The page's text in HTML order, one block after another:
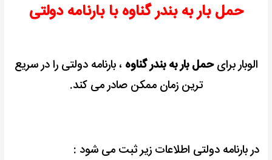
حمل بار به بندر گناوه با بارنامه دولتی
الوبار برایحمل بار به بندر گناوه ، بارنامه دولتی را در سریع
ترین زمان ممکن صادر می کند.
در بارنامه دولتی اطلاعات زیر ثبت می شود :